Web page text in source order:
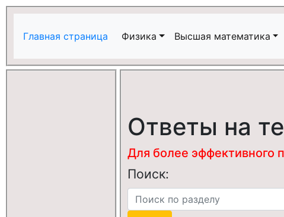
Главная страница Физика Высшая математика
Ответы на
Для более эффективного
Поиск: